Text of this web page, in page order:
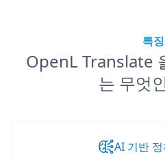
특징
OpenL Translate
는 무엇
AI 기반